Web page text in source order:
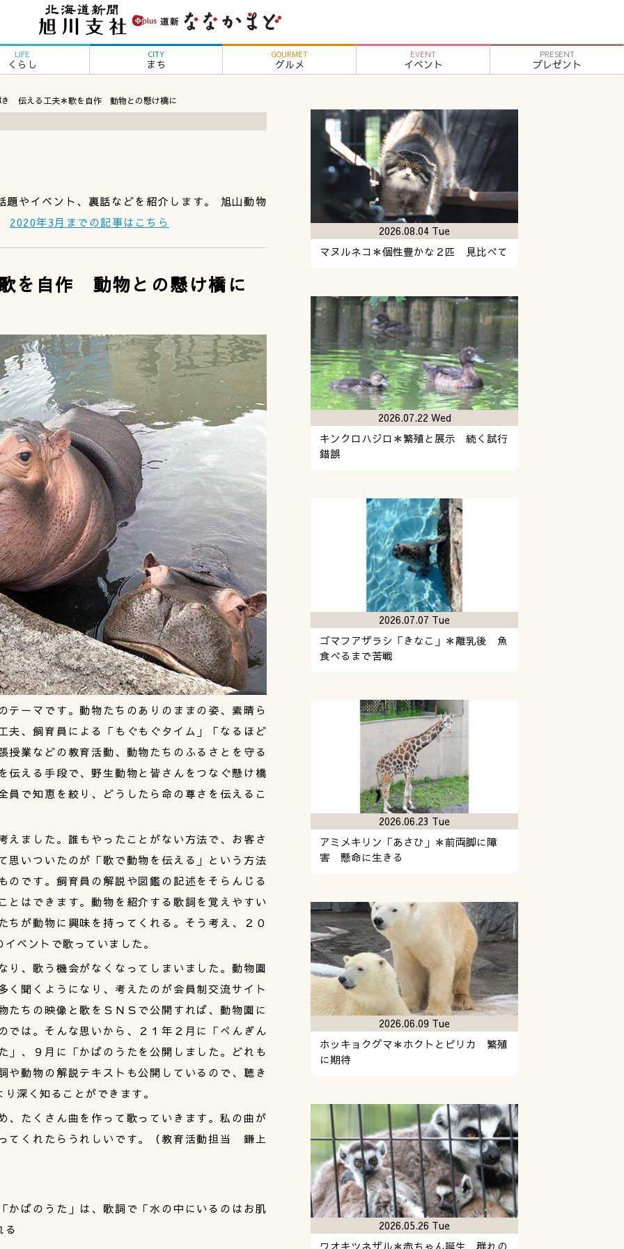
LIFE
くらし
CITY
まち
GOURMET
グルメ
EVENT
イベント
PRESENT
プレゼント
き 伝える工夫＊歌を自作 動物との懸け橋に
やイベント、裏話などを紹介します。 旭山動物
2020年3月までの記事はこちら
を自作 動物との懸け橋に
ーマです。動物たちのありのままの姿、素晴ら
夫、飼育員による「もぐもぐタイム」「なるほど
授業などの教育活動、動物たちのふるさとを守る
える手段で、野生動物と皆さんをつなぐ懸け橋
員で知恵を絞り、どうしたら命の尊さを伝えるこ
ました。誰もやったことがない方法で、お客さ
思いついたのが「歌で動物を伝える」という方法
のです。飼育員の解説や図鑑の記述をそらんじる
とはできます。動物を紹介する歌詞を覚えやすい
ちが動物に興味を持ってくれる。そう考え、２０
ベントで歌っていました。
、歌う機会がなくなってしまいました。動物園
く聞くようになり、考えたのが会員制交流サイト
たちの映像と歌をＳＮＳで公開すれば、動物園に
では。そんな思いから、２１年２月に「ぺんぎん
」、９月に「かばのうたを公開しました。どれも
や動物の解説テキストも公開しているので、聴き
深く知ることができます。
たくさん曲を作って歌っていきます。私の曲が
てくれたらうれしいです。（教育活動担当 鎌上
かばのうた」は、歌詞で「水の中にいるのはお肌
る
マヌルネコ＊個性豊かな２匹 見比べて
2026.08.04 Tue
キンクロハジロ＊繁殖と展示 続く試行
錯誤
2026.07.22 Wed
ゴマフアザラシ「きなこ」＊離乳後 魚
食べるまで苦戦
2026.07.07 Tue
アミメキリン「あさひ」＊前両脚に障
害 懸命に生きる
2026.06.23 Tue
ホッキョクグマ＊ホクトとピリカ 繁殖
に期待
2026.06.09 Tue
ワオキツネザル＊赤ちゃん誕生 群れの
2026.05.26 Tue